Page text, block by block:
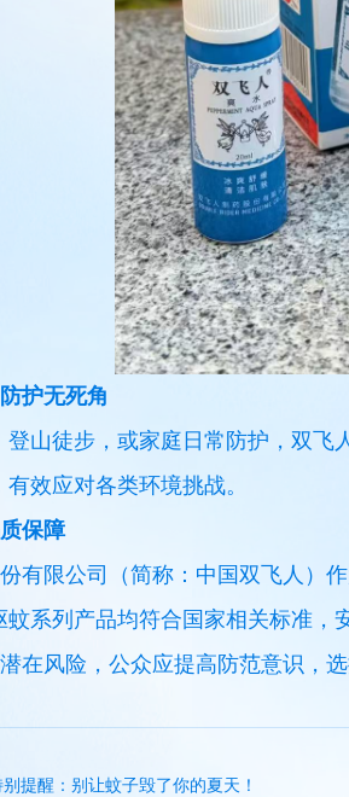
护无死角
登山徒步，或家庭日常防护，双
效应对各类环境挑战。
保障
有限公司（简称：中国双飞人）
系列产品均符合国家相关标准，
在风险，公众应提高防范意识，
提醒：别让蚊子毁了你的夏天！